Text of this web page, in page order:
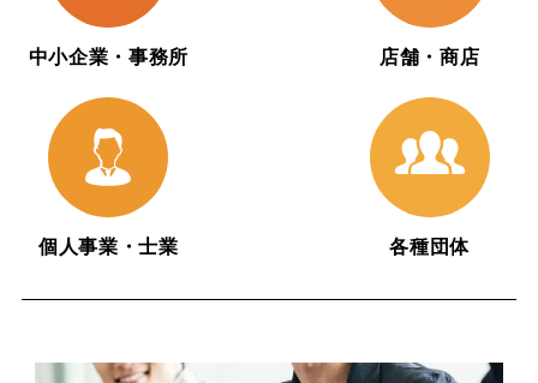
中小企業・事務所 店舗・商店
個人事業・士業 各種団体